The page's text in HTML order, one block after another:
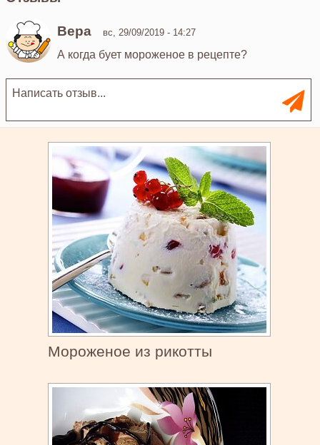
Вера вс, 29/09/2019 - 14:27
А когда бует мороженое в рецепте?
Мороженое из рикотты